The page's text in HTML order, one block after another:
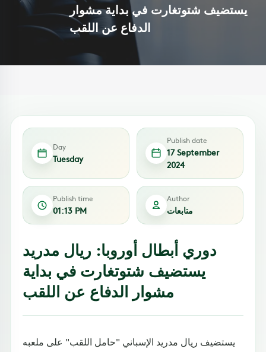
يستضيف شتوتغارت في بداية مشوار
الدفاع عن اللقب
Day
Tuesday
Publish date
17 September
2024
Publish time
01:13 PM
Author
متابعات
دوري أبطال أوروبا: ريال مدريد
يستضيف شتوتغارت في بداية
مشوار الدفاع عن اللقب
يستضيف ريال مدريد الإسباني "حامل اللقب" على ملعبه